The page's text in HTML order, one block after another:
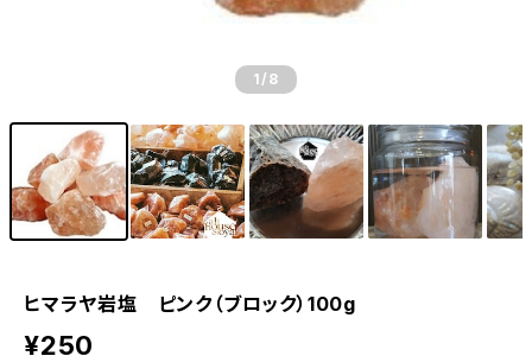
1 /8
ヒマラヤ岩塩 ピンク（ブロック）100g
¥250